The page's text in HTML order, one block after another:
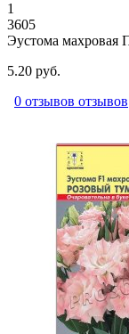
1
3605
Эустома махровая
5.20 руб.
0 отзывов отзывов